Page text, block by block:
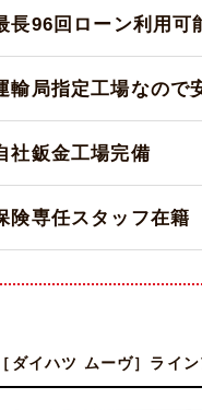
長96回ローン利用可
輸局指定工場なので
社鈑金工場完備
険専任スタッフ在籍
ダイハツ ムーヴ］ライ